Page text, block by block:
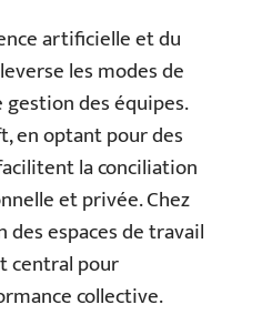
artificielle et du
les modes de
des équipes.
en optant pour des
la conciliation
et privée. Chez
des espaces de travail
central pour
collective.